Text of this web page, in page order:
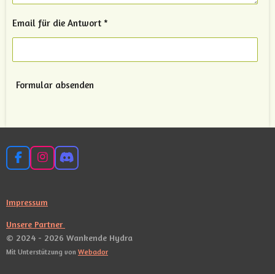
Email für die Antwort *
Formular absenden
F
a
b
o
k
I
n
a
r
a
m
D
i
Impressum
Unsere Partner
© 2024 - 2026 Wankende Hydra
Mit Unterstützung von Webador